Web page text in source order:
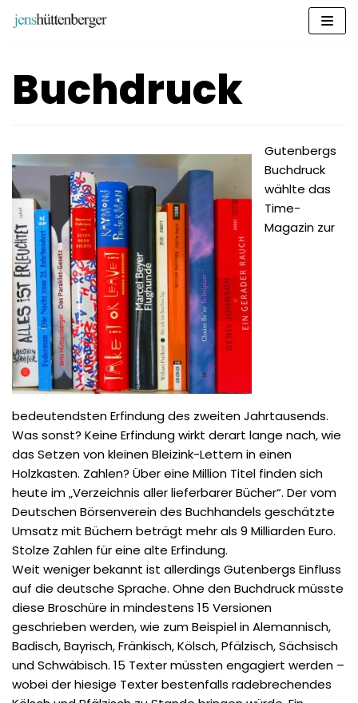
Zum
Buchdruck
Gutenbergs
Buchdruck
wählte das
Time-
Magazin zur
bedeutendsten Erfindung des zweiten Jahrtausends.
Was sonst? Keine Erfindung wirkt derart lange nach, wie
das Setzen von kleinen Bleizink-Lettern in einen
Holzkasten. Zahlen? Über eine Million Titel finden sich
heute im „Verzeichnis aller lieferbarer Bücher“. Der vom
Deutschen Börsenverein des Buchhandels geschätzte
Umsatz mit Büchern beträgt mehr als 9 Milliarden Euro.
Stolze Zahlen für eine alte Erfindung.
Weit weniger bekannt ist allerdings Gutenbergs Einfluss
auf die deutsche Sprache. Ohne den Buchdruck müsste
diese Broschüre in mindestens 15 Versionen
geschrieben werden, wie zum Beispiel in Alemannisch,
Badisch, Bayrisch, Fränkisch, Kölsch, Pfälzisch, Sächsisch
und Schwäbisch. 15 Texter müssten engagiert werden –
wobei der hiesige Texter bestenfalls radebrechendes